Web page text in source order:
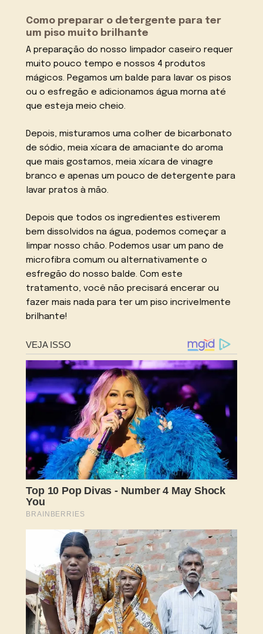
Como preparar o detergente para ter
um piso muito brilhante
A preparação do nosso limpador caseiro requer
muito pouco tempo e nossos 4 produtos
mágicos. Pegamos um balde para lavar os pisos
ou o esfregão e adicionamos água morna até
que esteja meio cheio.
Depois, misturamos uma colher de bicarbonato
de sódio, meia xícara de amaciante do aroma
que mais gostamos, meia xícara de vinagre
branco e apenas um pouco de detergente para
lavar pratos à mão.
Depois que todos os ingredientes estiverem
bem dissolvidos na água, podemos começar a
limpar nosso chão. Podemos usar um pano de
microfibra comum ou alternativamente o
esfregão do nosso balde. Com este
tratamento, você não precisará encerar ou
fazer mais nada para ter um piso incrivelmente
brilhante!